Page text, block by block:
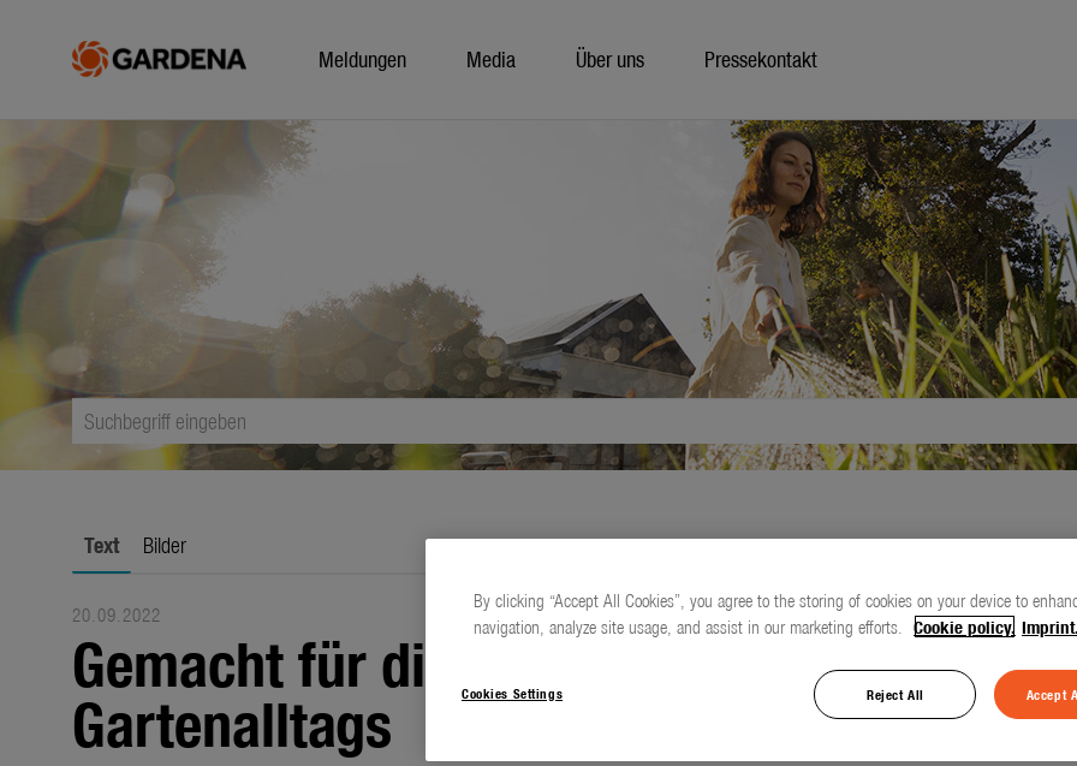
Meldungen Media Über uns Pressekontakt
Text Bilder
20.09.2022
Gemacht für die rauen Seiten des
Gartenalltags
By clicking “Accept All Cookies”, you agree to the storing of cookies on your device to
navigation, analyze site usage, and assist in our marketing efforts. Cookie policy. Imprint.
Cookies Settings Reject All Accept